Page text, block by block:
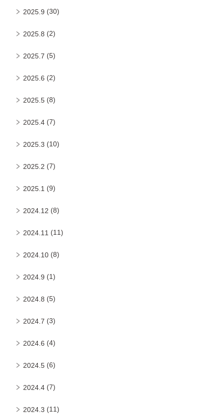
2025.9 (30)
2025.8 (2)
2025.7 (5)
2025.6 (2)
2025.5 (8)
2025.4 (7)
2025.3 (10)
2025.2 (7)
2025.1 (9)
2024.12 (8)
2024.11 (11)
2024.10 (8)
2024.9 (1)
2024.8 (5)
2024.7 (3)
2024.6 (4)
2024.5 (6)
2024.4 (7)
2024.3 (11)